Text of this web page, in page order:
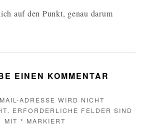
auf den Punkt, genau darum
EINEN KOMMENTAR
ADRESSE WIRD NICHT
ERFORDERLICHE FELDER SIND
MIT * MARKIERT